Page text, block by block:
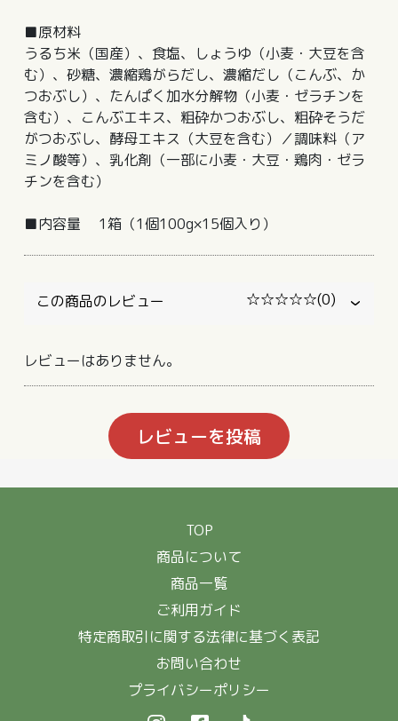
■原材料
うるち米（国産）、食塩、しょうゆ（小麦・大豆を含
む）、砂糖、濃縮鶏がらだし、濃縮だし（こんぶ、か
つおぶし）、たんぱく加水分解物（小麦・ゼラチンを
含む）、こんぶエキス、粗砕かつおぶし、粗砕そうだ
がつおぶし、酵母エキス（大豆を含む）／調味料（ア
ミノ酸等）、乳化剤（一部に小麦・大豆・鶏肉・ゼラ
チンを含む）
■内容量 1箱（1個100g×15個入り）
この商品のレビュー ☆☆☆☆☆(0)
レビューはありません。
レビューを投稿
TOP
商品について
商品一覧
ご利用ガイド
特定商取引に関する法律に基づく表記
お問い合わせ
プライバシーポリシー